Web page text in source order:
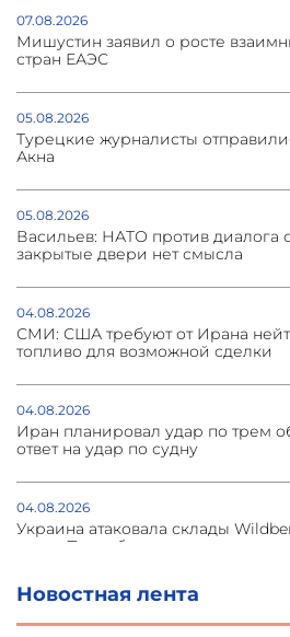
Новостная лента
07.08.2026
Мишустин заявил о росте
стран ЕАЭС
05.08.2026
Турецкие журналисты
Акна
05.08.2026
Васильев: НАТО против диалога
закрытые двери нет смысла
04.08.2026
СМИ: США требуют от Ирана
топливо для возможной сделки
04.08.2026
Иран планировал удар по трем
ответ на удар по судну
04.08.2026
Украина атаковала склады
и под Петербургом
03.08.2026
Стратегия безопасности ОДКБ